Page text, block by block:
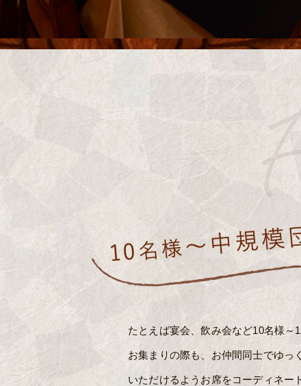
たとえば宴会、飲み会など10名様～
お集まりの際も、お仲間同士でゆっ
いただけるようお席をコーディネー